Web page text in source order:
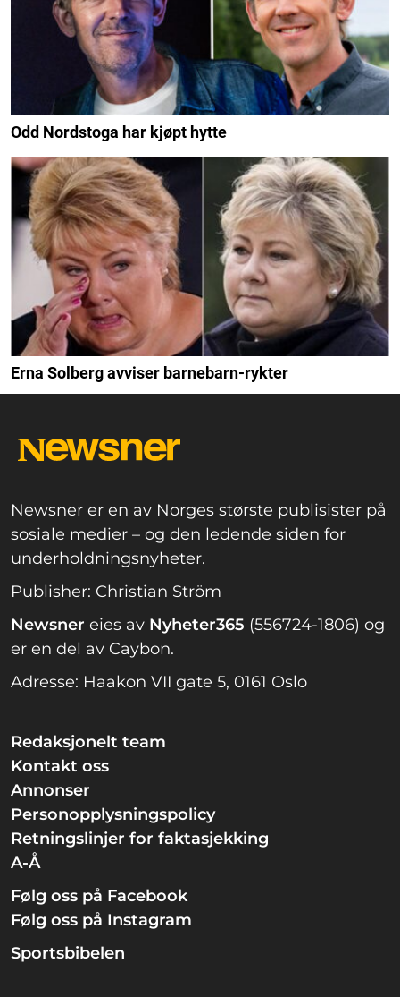
Odd Nordstoga har kjøpt hytte
Erna Solberg avviser barnebarn-rykter
Newsner er en av Norges største publisister på
sosiale medier – og den ledende siden for
underholdningsnyheter.
Publisher: Christian Ström
Newsner eies av Nyheter365 (556724-1806) og
er en del av Caybon.
Adresse: Haakon VII gate 5, 0161 Oslo
Redaksjonelt team
Kontakt oss
Annonser
Personopplysningspolicy
Retningslinjer for faktasjekking
A-Å
Følg oss på Facebook
Følg oss på Instagram
Sportsbibelen